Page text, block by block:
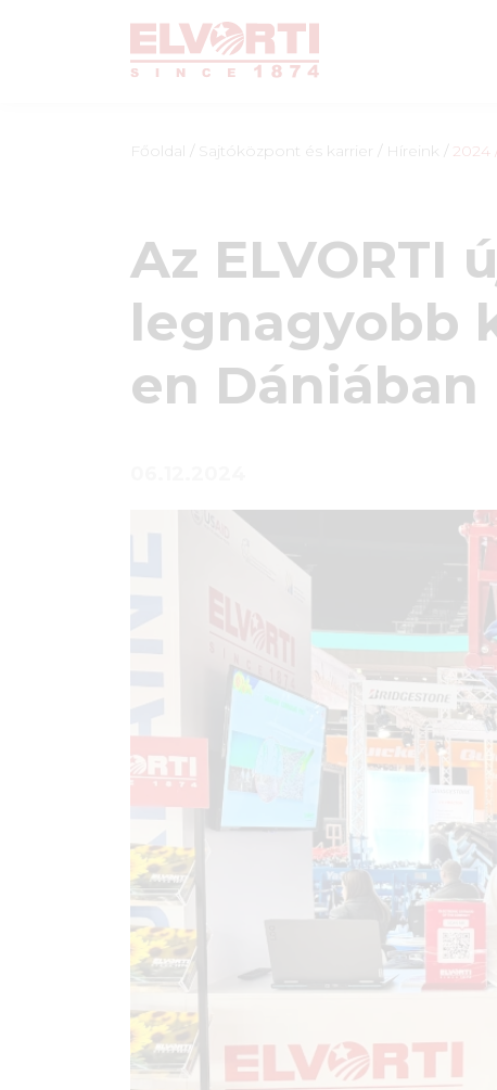
Főoldal / Sajtóközpont és karrier / Híreink / 2024
Az ELVORTI
legnagyobb
en Dániában